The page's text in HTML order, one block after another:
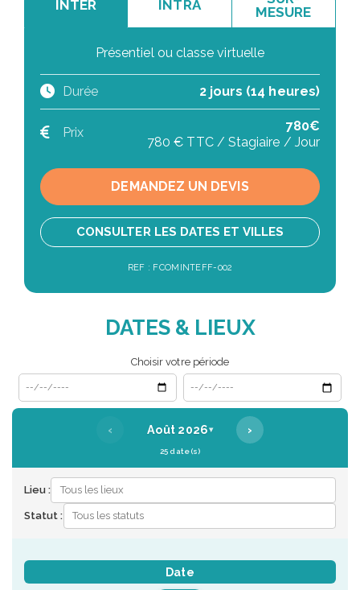
INTER INTRA
MESURE
Présentiel ou classe virtuelle
Durée 2 jours (14 heures)
Prix
780€
780 € TTC / Stagiaire / Jour
DEMANDEZ UN DEVIS
CONSULTER LES DATES ET VILLES
REF : FCOMINTEFF-002
DATES & LIEUX
Choisir votre période
Date de début
Date de fin
‹ Août 2026▾ ›
25 date(s)
Lieu :
Statut :
Date